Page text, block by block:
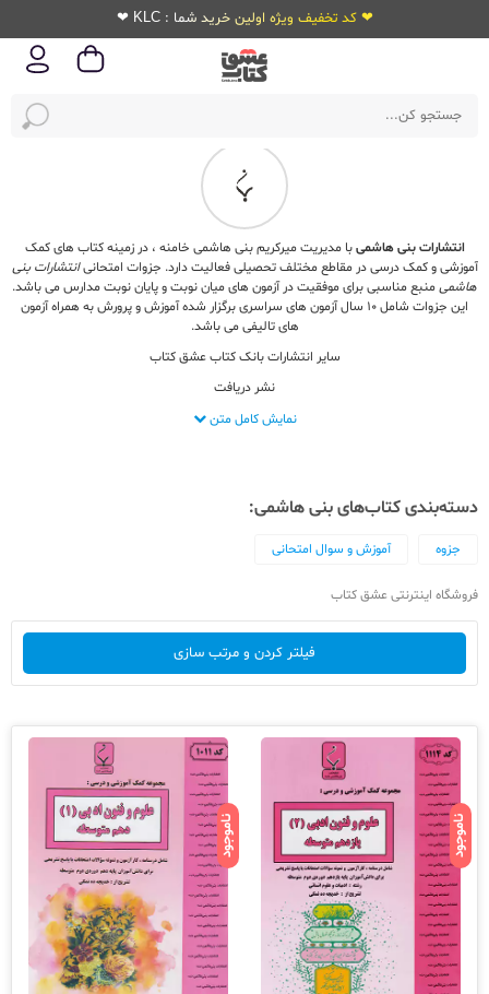
❤ کد تخفیف ویژه اولین خرید شما : KLC ❤
انتشارات بنی هاشمیبا مدیریت میرکریم بنی هاشمی خامنه ، در زمینه کتاب های کمک
آموزشی و کمک درسی در مقاطع مختلف تحصیلی فعالیت دارد. جزوات امتحانیانتشارات بنی
هاشمیمنبع مناسبی برای موفقیت در آزمون های میان نوبت و پایان نوبت مدارس می باشد.
این جزوات شامل 10 سال آزمون های سراسری برگزار شده آموزش و پرورش به همراه آزمون
های تالیفی می باشد.
سایر انتشارات بانک کتاب عشق کتاب
نشر دریافت
نشر الگو
نمایش کامل متن
دسته‌بندی کتاب‌های بنی هاشمی:
جزوه آموزش و سوال امتحانی
فروشگاه اینترنتی عشق کتاب
فیلتر کردن و مرتب سازی
ناموجود ناموجود